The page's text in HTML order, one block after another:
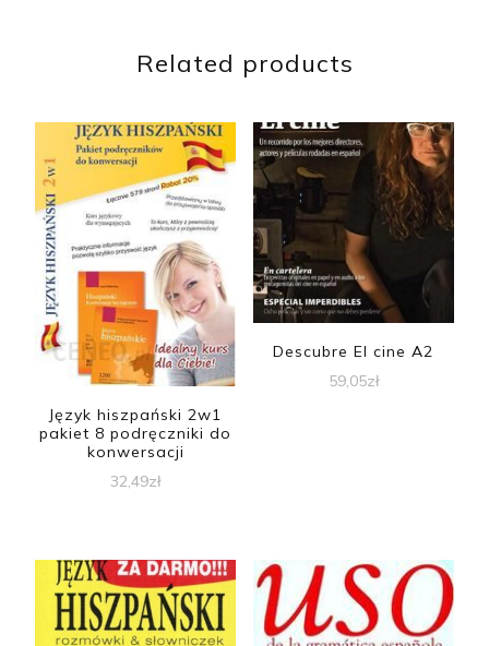
Related products
Język hiszpański 2w1
pakiet 8 podręczniki do
konwersacji
32,49zł
Descubre El cine A2
59,05zł